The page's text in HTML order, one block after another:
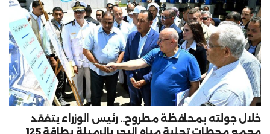
خلال جولته بمحافظة مطروح.. رئيس الوزراء يتفقد
مجمع محطات تحلية مياه البحر بالرميلة بطاقة 125